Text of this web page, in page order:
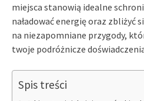
miejsca stanowią idealne
naładować energię oraz zbliżyć
na niezapomniane przygody,
twoje podróżnicze
Spis treści